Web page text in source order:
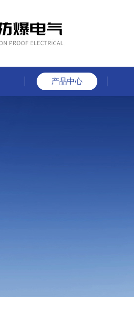
产品中心